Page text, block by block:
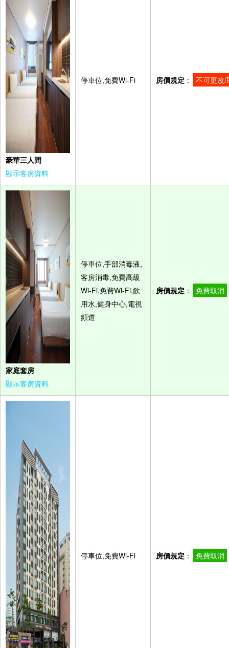
豪華三人間
顯示客房資料
停車位,免費Wi-Fi 房價規定 ： 不可更改/
家庭套房
顯示客房資料
停車位,手部消毒液,
客房消毒,免費高級
Wi-Fi,免費Wi-Fi,飲
用水,健身中心,電視
頻道
房價規定 ： 免費取消
停車位,免費Wi-Fi 房價規定 ： 免費取消